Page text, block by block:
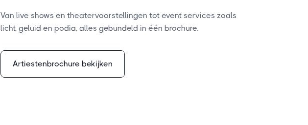
Van live shows en theatervoorstellingen tot event services zoals
licht, geluid en podia, alles gebundeld in één brochure.
Artiestenbrochure bekijken